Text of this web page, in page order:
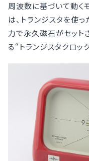
周波数に基づいて動く
は、トランジスタを使
力で永久磁石がセット
る“トランジスタクロッ